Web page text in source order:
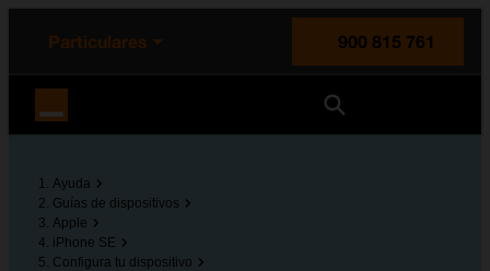
principal
la página
Particulares
900 815 761
Ayuda
Guías de dispositivos
Apple
iPhone SE
Configura tu dispositivo